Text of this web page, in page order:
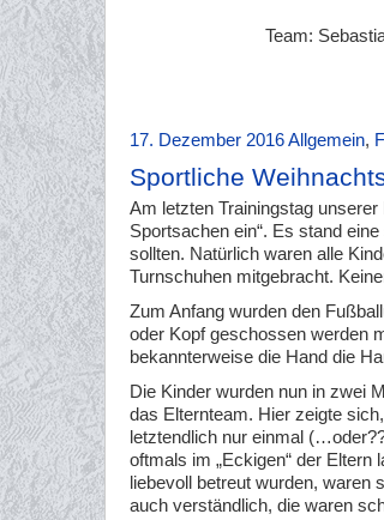
Team:
17. Dezember 2016Allgemein,
Sportliche
Am letzten Trainingstag
Sportsachen ein“. Es stand
sollten. Natürlich waren alle
Turnschuhen mitgebracht.
Zum Anfang wurden den
oder Kopf geschossen werden
bekannterweise die Hand die
Die Kinder wurden nun in zwei
das Elternteam. Hier zeigte
letztendlich nur einmal
oftmals im „Eckigen“ der
liebevoll betreut wurden, waren
auch verständlich, die waren